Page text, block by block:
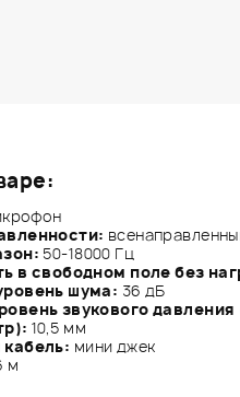
50-18000 Гц
в свободном поле без
шума: 36 дБ
звукового
10,5 мм
мини джек
м